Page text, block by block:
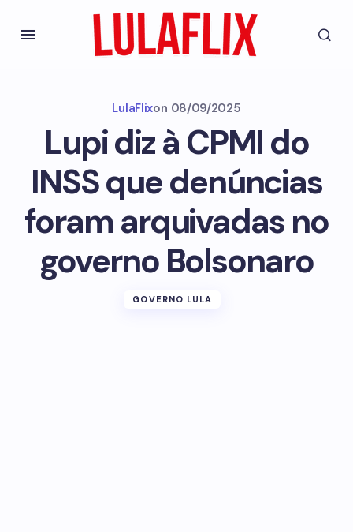
LulaFlixon 08/09/2025
Lupi diz à CPMI do
INSS que denúncias
foram arquivadas no
governo Bolsonaro
GOVERNO LULA